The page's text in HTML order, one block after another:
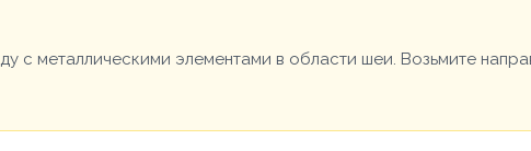
с металлическими элементами в области шеи. Возьмите